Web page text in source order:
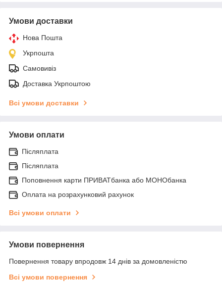
Умови доставки
Нова Пошта
Укрпошта
Самовивіз
Доставка Укрпоштою
Всі умови доставки
Умови оплати
Післяплата
Післяплата
Поповнення карти ПРИВАТбанка або МОНОбанка
Оплата на розрахунковий рахунок
Всі умови оплати
Умови повернення
Повернення товару впродовж 14 днів за домовленістю
Всі умови повернення